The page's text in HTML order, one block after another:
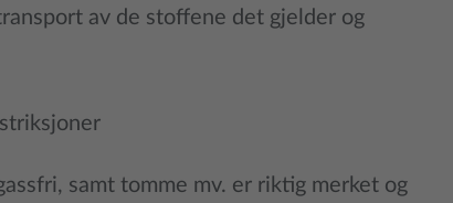
av de stoffene det gjelder og
samt tomme mv. er riktig merket og